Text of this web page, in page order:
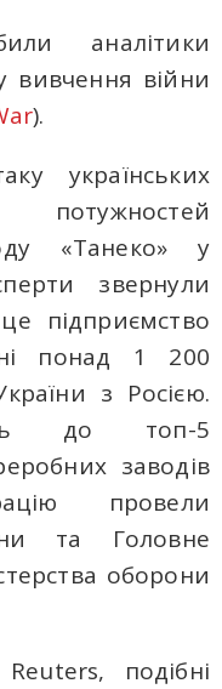
аналітики
вивчення війни
).
українських
«Танеко» у
звернули
підприємство
понад 1 200
з Росією.
до топ-5
заводів
провели
та Головне
оборони
подібні